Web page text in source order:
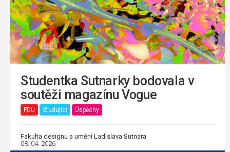
Studentka Sutnarky bodovala v
soutěži magazínu Vogue
FDU Studující Úspěchy
Fakulta designu a umění Ladislava Sutnara
08. 04. 2026